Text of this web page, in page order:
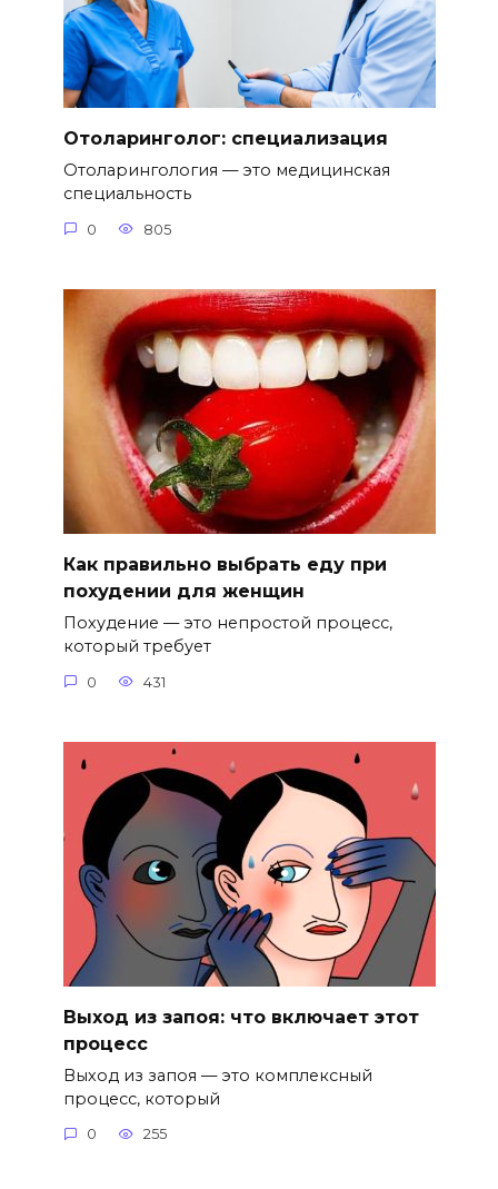
Отоларинголог: специализация
Отоларингология — это медицинская
специальность
0 805
Как правильно выбрать еду при
похудении для женщин
Похудение — это непростой процесс,
который требует
0 431
Выход из запоя: что включает этот
процесс
Выход из запоя — это комплексный
процесс, который
0 255